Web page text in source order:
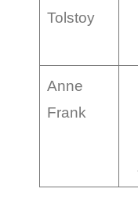
Tolstoy
Anne
Frank